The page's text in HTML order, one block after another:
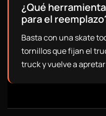
¿Qué
para el
Basta con una skate
tornillos que fijan el
truck y vuelve a